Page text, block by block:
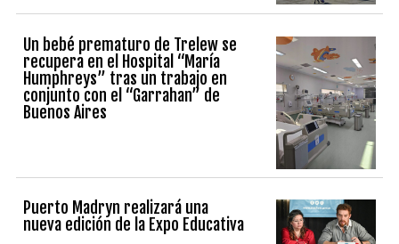
Un bebé prematuro de Trelew se
recupera en el Hospital “María
Humphreys” tras un trabajo en
conjunto con el “Garrahan” de
Buenos Aires
Puerto Madryn realizará una
nueva edición de la Expo Educativa